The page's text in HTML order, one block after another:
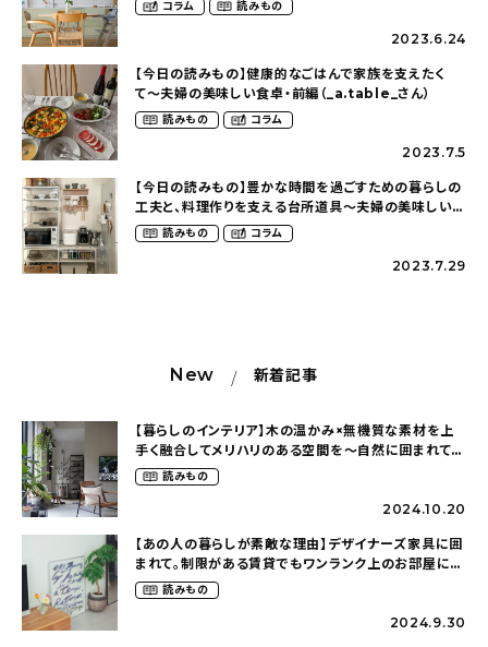
（haruno___ieさん）
コラム 読みもの
2023.6.24
【今日の読みもの】健康的なごはんで家族を支えたく
て〜夫婦の美味しい食卓・前編（_a.table_さん）
読みもの コラム
2023.7.5
【今日の読みもの】豊かな時間を過ごすための暮らしの
工夫と、料理作りを支える台所道具〜夫婦の美味しい食
卓・後編（_a.table_さん）
読みもの コラム
2023.7.29
New 新着記事
【暮らしのインテリア】木の温かみ×無機質な素材を上
手く融合してメリハリのある空間を〜自然に囲まれて暮
らす（ki_no_ieさん）
読みもの
2024.10.20
【あの人の暮らしが素敵な理由】デザイナーズ家具に囲
まれて。制限がある賃貸でもワンランク上のお部屋に〜
狭くても好きな暮らしのこと（_____chika708さん）
読みもの
2024.9.30